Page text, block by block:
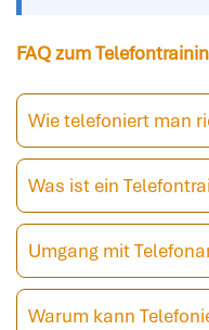
FAQ zum
Wie telefoniert man
Was ist ein
Umgang mit
Warum kann